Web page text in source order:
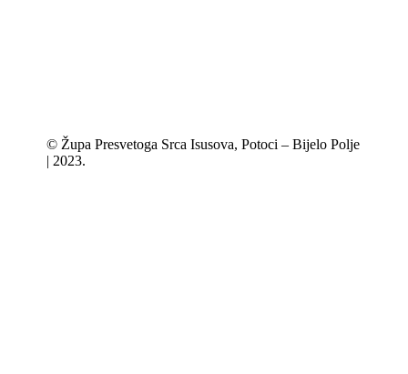
© Župa Presvetoga Srca Isusova, Potoci – Bijelo Polje
| 2023.